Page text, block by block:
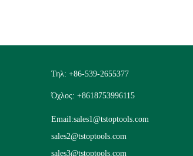
Τηλ: +86-539-2655377
Όχλος: +8618753996115
Email:sales1@tstoptools.com
sales2@tstoptools.com
sales3@tstoptools.com